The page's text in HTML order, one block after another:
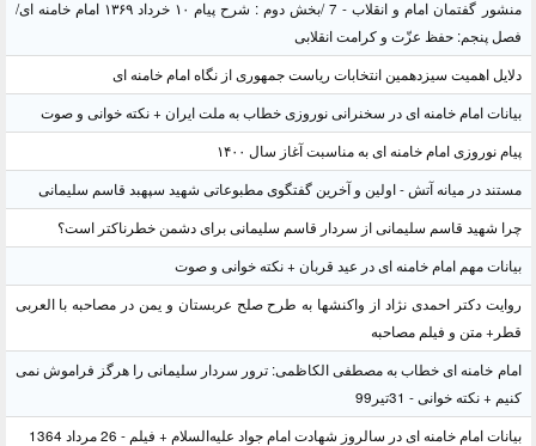
منشور گفتمان امام و انقلاب - 7 /بخش دوم : شرح پیام ۱۰ خرداد ۱۳۶۹ امام خامنه ای/
فصل پنجم: حفظ عزّت و کرامت انقلابی
دلایل اهمیت سیزدهمین انتخابات ریاست جمهوری از نگاه امام خامنه ای
بیانات امام خامنه ای در سخنرانی نوروزی خطاب به ملت ایران + نکته خوانی و صوت
پیام نوروزی امام خامنه ای به مناسبت آغاز سال ۱۴۰۰
مستند در میانه آتش - اولین و آخرین گفتگوی مطبوعاتی شهید سپهبد قاسم سلیمانی
چرا شهید قاسم سلیمانی از سردار قاسم سلیمانی برای دشمن خطرناکتر است؟
بیانات مهم امام خامنه ای در عید قربان + نکته خوانی و صوت
روایت دکتر احمدی نژاد از واکنشها به طرح صلح عربستان و یمن در مصاحبه با العربی
قطر+ متن و فیلم مصاحبه
امام خامنه ای خطاب به مصطفی الکاظمی: ترور سردار سلیمانی را هرگز فراموش نمی
کنیم + نکته خوانی - 31تیر99
بیانات امام خامنه ای در سالروز شهادت امام جواد علیه‌السلام + فیلم - 26 مرداد 1364